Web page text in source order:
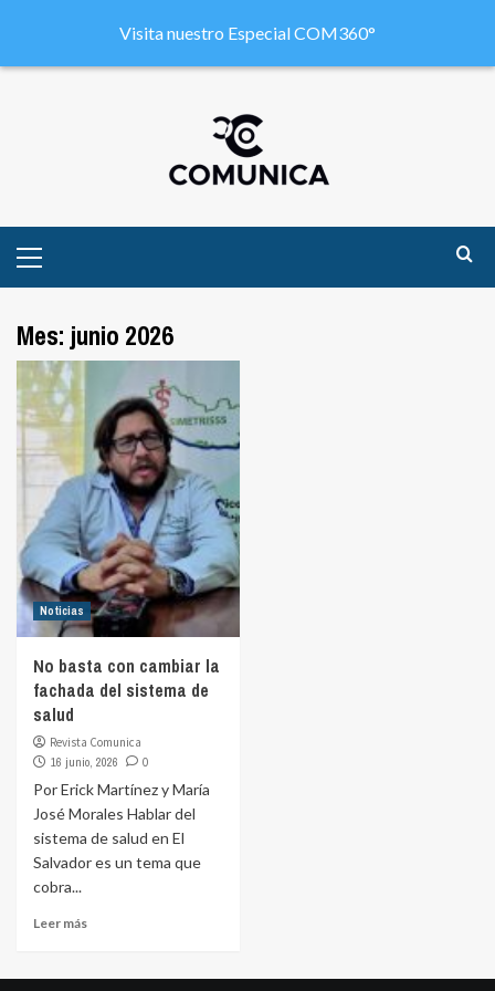
Mes: junio 2026
Noticias
No basta con cambiar la
fachada del sistema de
salud
Revista Comunica
16 junio, 2026
0
Por Erick Martínez y María
José Morales Hablar del
sistema de salud en El
Salvador es un tema que
cobra...
Leer más
Visita nuestro Especial COM360°